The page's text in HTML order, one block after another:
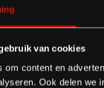
van cookies
om content en
Ook delen we